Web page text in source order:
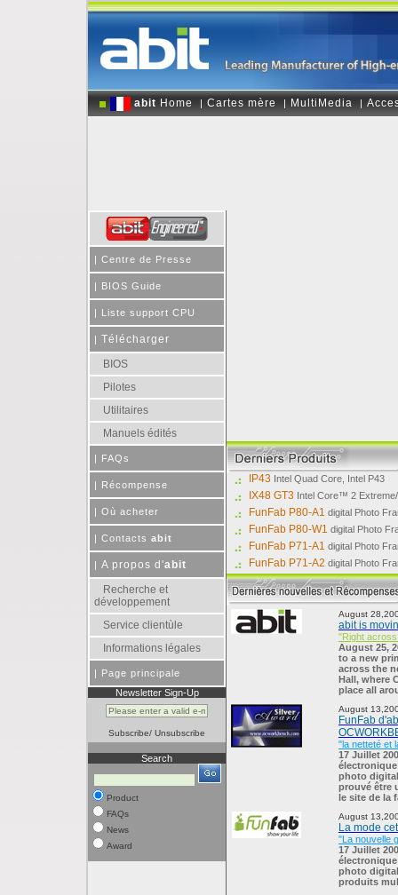
abit Home | Cartes mère | MultiMedia |
| Centre de Presse
| BIOS Guide
| Liste support CPU
| Télécharger
BIOS
Pilotes
Utilitaires
Manuels édités
| FAQs
| Récompense
| Où acheter
| Contacts abit
| A propos d'abit
Recherche et
développement
Service clientùle
Informations légales
| Page principale
Newsletter Sign-Up
Subscribe/ Unsubscribe
Search
Product
FAQs
News
Award
IP43 Intel Quad Core, Intel P43
IX48 GT3 Intel Core™ 2
FunFab P80-A1 digital Photo
FunFab P80-W1 digital Photo
FunFab P71-A1 digital Photo
FunFab P71-A2 digital Photo
August
abit is
"Right
August 25,
to a new
across the
Hall, where
place all
August
FunFab
"la netteté et
17 Juillet
photo
prouvé être
le site de la
August
La mode
"La nouvelle
17 Juillet
photo
produits